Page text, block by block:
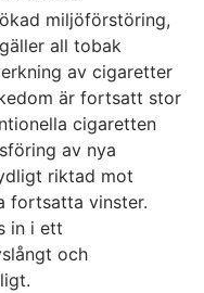
miljöförstöring,
all tobak
av cigaretter
är fortsatt stor
cigaretten
av nya
riktad mot
fortsatta vinster.
in i ett
och